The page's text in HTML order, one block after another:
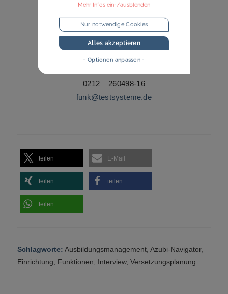
Bernhard Funk
Vertriebsmitarbeiter u-form Testsysteme
0212 – 260498-16
funk@testsysteme.de
teilen E-Mail
teilen teilen
teilen
Schlagworte: Ausbildungsmanagement, Azubi-Navigator,
Einrichtung, Funktionen, Interview, Versetzungsplanung
Mehr Infos ein-/ausblenden
Nur notwendige Cookies
Alles akzeptieren
- Optionen anpassen -